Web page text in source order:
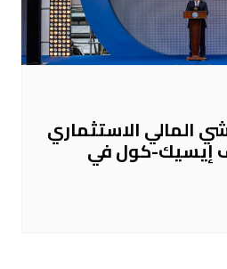
المالي الاستثماري
إيسيك-كول في